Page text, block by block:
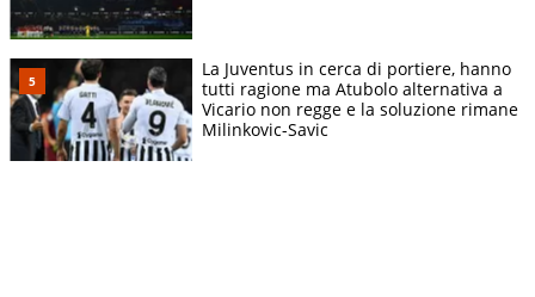
La Juventus in cerca di portiere, hanno
tutti ragione ma Atubolo alternativa a
Vicario non regge e la soluzione rimane
Milinkovic-Savic